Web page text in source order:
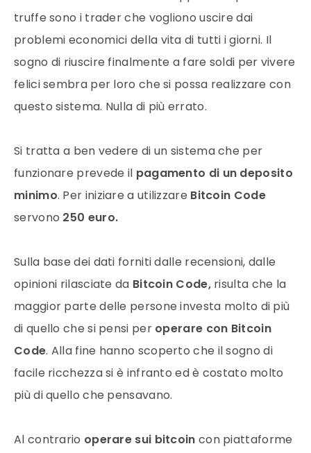
truffe sono i trader che vogliono uscire dai
problemi economici della vita di tutti i giorni. Il
sogno di riuscire finalmente a fare soldi per vivere
felici sembra per loro che si possa realizzare con
questo sistema. Nulla di più errato.
Si tratta a ben vedere di un sistema che per
funzionare prevede il pagamento di un deposito
minimo. Per iniziare a utilizzare Bitcoin Code
servono 250 euro.
Sulla base dei dati forniti dalle recensioni, dalle
opinioni rilasciate da Bitcoin Code,risulta che la
maggior parte delle persone investa molto di più
di quello che si pensi per operare con Bitcoin
Code. Alla fine hanno scoperto che il sogno di
facile ricchezza si è infranto ed è costato molto
più di quello che pensavano.
Al contrario operare sui bitcoin con piattaforme